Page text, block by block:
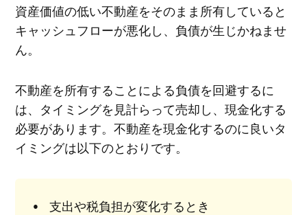
資産価値の低い不動産をそのまま所有していると
キャッシュフローが悪化し、負債が生じかねませ
ん。
不動産を所有することによる負債を回避するに
は、タイミングを見計らって売却し、現金化する
必要があります。不動産を現金化するのに良いタ
イミングは以下のとおりです。
支出や税負担が変化するとき